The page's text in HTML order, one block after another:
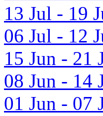
13 Jul - 19
06 Jul - 12
15 Jun - 21
08 Jun - 14
01 Jun - 07